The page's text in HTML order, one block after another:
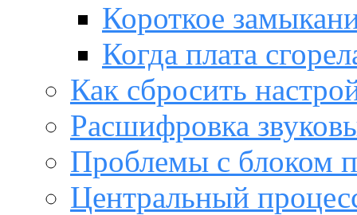
Короткое
Когда плата
Как сбросить
Расшифровка
Проблемы с блоком
Центральный